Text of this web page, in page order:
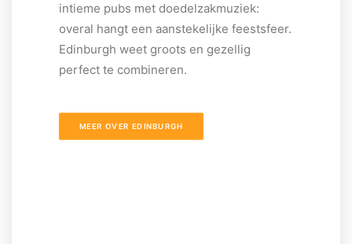
intieme pubs met doedelzakmuziek:
overal hangt een aanstekelijke feestsfeer.
Edinburgh weet groots en gezellig
perfect te combineren.
MEER OVER EDINBURGH